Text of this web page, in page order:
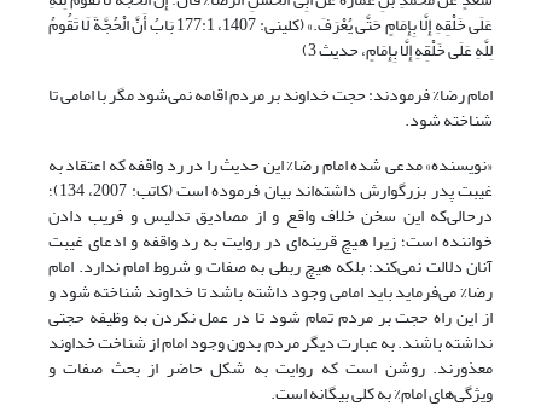
عَلَى خَلْقِهِ إِلَّا بِإِمَامٍ حَتَّى یُعْرَفَ.» (کلینی: 1407، 177:1 بَابُ أَنَّ الْحُجَّةَ لَا تَقُومُ
لِلَّهِ عَلَى خَلْقِهِ إِلَّا بِإِمَامٍ‏، حدیث 3)
امام رضا% فرمودند: حجت خداوند بر مردم اقامه نمی‌شود مگر با امامی تا
شناخته شود.
«نویسنده» مدعی شده امام رضا% این حدیث را در رد واقفه که اعتقاد به
غیبت پدر بزرگوارش داشته‌اند بیان فرموده است (کاتب: 2007، 134)؛
درحالی‌که این سخن خلاف واقع و از مصادیق تدلیس و فریب دادن
خواننده است؛ زیرا هیچ قرینه‌ای در روایت به رد واقفه و ادعای غیبت
آنان دلالت نمی‌کند؛ بلکه هیچ ربطی به صفات و شروط امام ندارد. امام
رضا% می‌فرماید باید امامی وجود داشته باشد تا خداوند شناخته شود و
از این راه حجت بر مردم تمام شود تا در عمل نکردن به وظیفه حجتی
نداشته باشند. به عبارت دیگر مردم بدون وجود امام از شناخت خداوند
معذورند. روشن است که روایت به شکل حاضر از بحث صفات و
ویژگی‌های امام% به کلی بیگانه است.